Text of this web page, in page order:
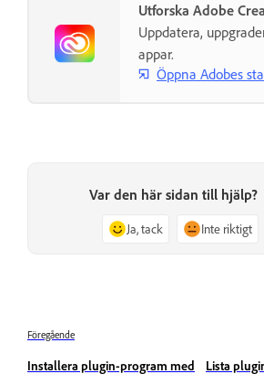
Utforska Adobe
Uppdatera,
appar.
Öppna Adobes
Var den här sidan till hjälp?
Ja, tack Inte riktigt
Föregående
Installera plugin-program med
Lista